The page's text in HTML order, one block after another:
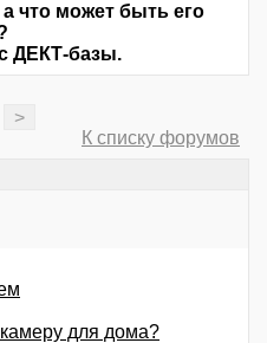
что может быть его
ДЕКТ-базы.
>
К списку форумов
для дома?